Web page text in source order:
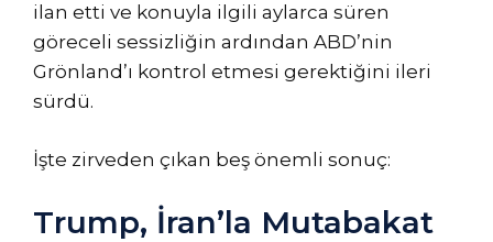
ilan etti ve konuyla ilgili aylarca süren
göreceli sessizliğin ardından ABD’nin
Grönland’ı kontrol etmesi gerektiğini ileri
sürdü.
İşte zirveden çıkan beş önemli sonuç:
Trump, İran’la Mutabakat